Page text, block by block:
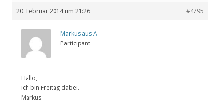
20. Februar 2014 um 21:26 #4795
Markus aus A
Participant
Hallo,
ich bin Freitag dabei.
Markus